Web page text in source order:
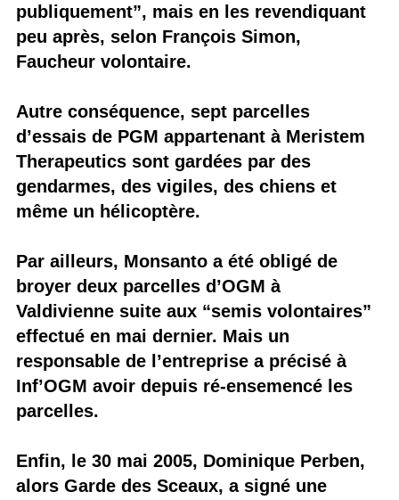
publiquement”, mais en les revendiquant
peu après, selon François Simon,
Faucheur volontaire.
Autre conséquence, sept parcelles
d’essais de PGM appartenant à Meristem
Therapeutics sont gardées par des
gendarmes, des vigiles, des chiens et
même un hélicoptère.
Par ailleurs, Monsanto a été obligé de
broyer deux parcelles d’OGM à
Valdivienne suite aux “semis volontaires”
effectué en mai dernier. Mais un
responsable de l’entreprise a précisé à
Inf’OGM avoir depuis ré-ensemencé les
parcelles.
Enfin, le 30 mai 2005, Dominique Perben,
alors Garde des Sceaux, a signé une